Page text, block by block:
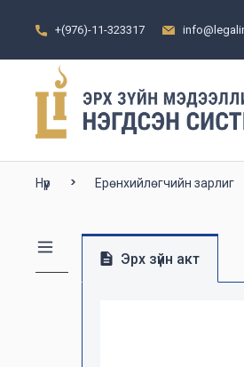
+(976)-11-323317
Нүүр Ерөнхийлөгчийн зарлиг
Эрх зүйн акт